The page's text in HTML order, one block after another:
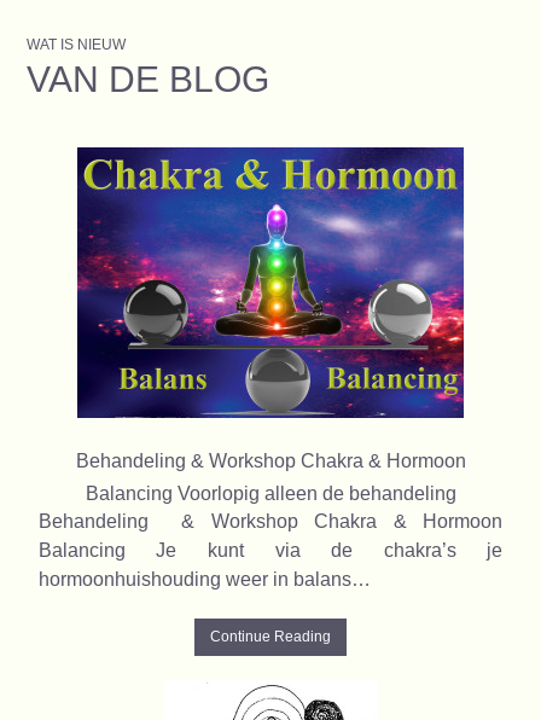
WAT IS NIEUW
VAN DE BLOG
Behandeling & Workshop Chakra & Hormoon
Balancing Voorlopig alleen de behandeling
Behandeling & Workshop Chakra & Hormoon
Balancing Je kunt via de chakra’s je
hormoonhuishouding weer in balans…
Continue Reading